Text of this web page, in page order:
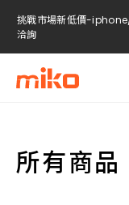
挑戰市場新低價-
洽詢
挑戰市場新低價-
洽詢
挑戰市場新低價-
所有商品